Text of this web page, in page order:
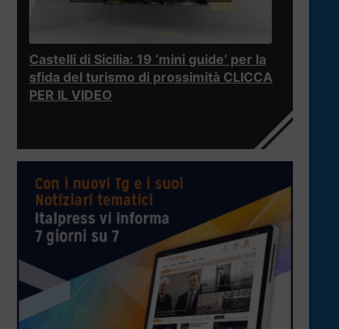
Castelli di Sicilia: 19 ‘mini guide’ per la
sfida del turismo di prossimità CLICCA
PER IL VIDEO